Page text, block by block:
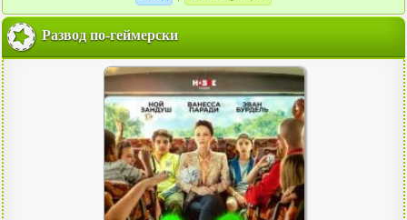
Развод по-геймерски